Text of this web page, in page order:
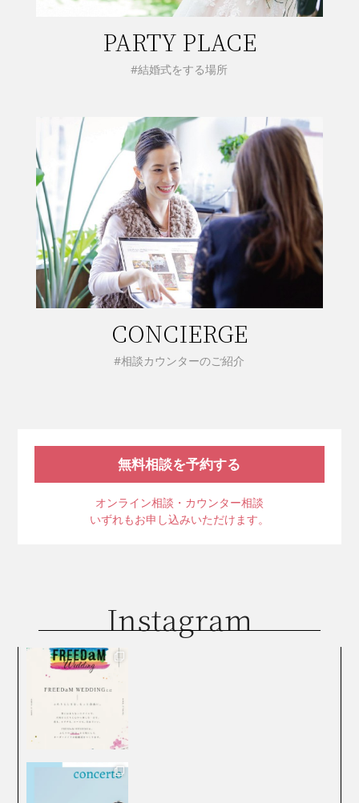
PARTY PLACE
#結婚式をする場所
CONCIERGE
#相談カウンターのご紹介
無料相談を予約する
オンライン相談・カウンター相談
いずれもお申し込みいただけます。
Instagram